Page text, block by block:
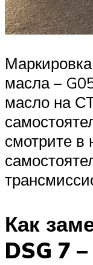
масла –
масло на
смотрите в
Как
DSG 7